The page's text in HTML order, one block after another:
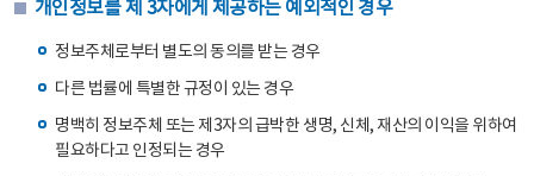
개인정보를 제 3자에게 제공하는 예외적인 경우
정보주체로부터 별도의 동의를 받는 경우
다른 법률에 특별한 규정이 있는 경우
명백히 정보주체 또는 제3자의 급박한 생명, 신체, 재산의 이익을 위하여
필요하다고 인정되는 경우